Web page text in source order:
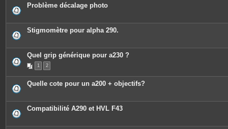
Problème décalage photo
Stigmomètre pour alpha 290.
Quel grip générique pour a230 ?
1 2
Quelle cote pour un a200 + objectifs?
Compatibilité A290 et HVL F43